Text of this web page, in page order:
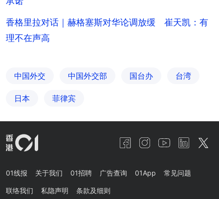
香格里拉对话｜赫格塞斯对华论调放缓 崔天凯：有
理不在声高
中国外交 中国外交部 国台办 台湾
日本 菲律宾
01线报 关于我们 01招聘 广告查询 01App 常见问题
联络我们 私隐声明 条款及细则